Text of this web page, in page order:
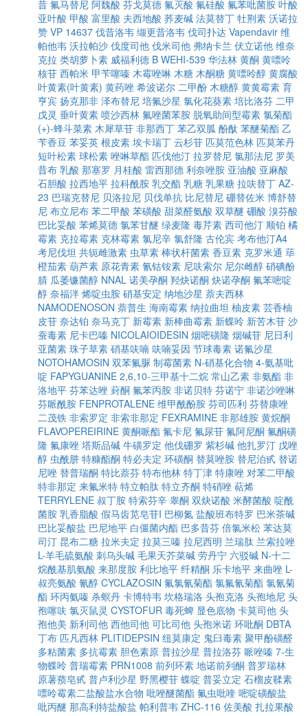
昔 氟马替尼 阿魏酸 芬戈莫德 氟灭酸 氟硅酸 氟苯吡菌胺 叶酸
亚叶酸 甲酸 富里酸 夫西地酸 荞麦碱 法莫替丁 牡荆素 沃诺拉
赞 VP 14637 伐昔洛韦 缬更昔洛韦 伐司扑达 Vapendavir 维
帕他韦 沃拉帕沙 伐度司他 伐米司他 弗纳卡兰 伏立诺他 维奈
克拉 类胡萝卜素 威福利德 B WEHI-539 华法林 黄酮 黄嘌呤
核苷 西帕米 甲苄噻嗪 木霉唑啉 木糖 木酮糖 黄嘌呤醇 黄腐酸
叶黄素(叶黄素) 黄药唑 希波诺尔 二甲酚 木糖醇 黄黄霉素 育
亨宾 扬克那非 泽布替尼 培氟沙星 氯化花葵素 培比洛芬 二甲
戊灵 垂叶黄素 喷沙西林 氟唑菌苯胺 脱氧助间型霉素 氯菊酯
(+)-蜂斗菜素 木犀草苷 非那西丁 苯乙双胍 酚酞 苯醚菊酯 乙
苄香豆 苯妥英 根皮素 埃卡瑞丁 云杉苷 匹莫范色林 匹莫苯丹
短叶松素 球松素 唑啉草酯 匹伐他汀 拉罗替尼 氯那法尼 罗美
昔布 乳酸 那塞罗 月桂酸 雷西那德 利奈唑胺 亚油酸 亚麻酸
石胆酸 拉西地平 拉科酰胺 乳交酯 乳糖 乳果糖 拉呋替丁 AZ-
23 巴瑞克替尼 贝洛拉尼 贝伐单抗 比尼替尼 硼替佐米 博舒替
尼 布立尼布 苯二甲酸 苯磺酸 甜菜醛氨酸 双草醚 硼酸 溴芬酸
巴比妥酸 苯烯莫德 氯苯甘醚 绿麦隆 毒芹素 西司他汀 顺铂 橘
霉素 克拉霉素 克林霉素 氯尼辛 氯舒隆 古伦宾 考布他汀A4
考尼伐坦 共轭雌激素 虫草素 棒状杆菌素 香豆素 克罗米通 荜
橙茄素 葫芦素 原花青素 氰钴铵素 尼呋索尔 尼尔雌醇 硝碘酚
腈 瓜萎镰菌醇 NNAL 诺美孕酮 羟炔诺酮 炔诺孕酮 氟苯嘧啶
醇 奈福泮 烯啶虫胺 硝基安定 纳地沙星 萘夫西林
NAMODENOSON 萘普生 海南霉素 纳拉曲坦 柚皮素 芸香柚
皮苷 奈达铂 奈马克丁 新霉素 新棒曲霉素 新蝶呤 新苦木苷 沙
蚕毒素 尼卡巴嗪 NICOLAIOIDESIN 烟嘧磺隆 烟碱苷 尼日利
亚菌素 珠子草素 硝基呋喃 呋喃妥因 节球毒素 诺氟沙星
NOTOHAMOSIN 双苯氟脲 制霉菌素 N-硝基化合物 4-氨基吡
啶 FAPYGUANINE 2,6,10-三甲基十二烷 常山乙素 非氨酯 非
洛地平 芬苯达唑 葑酮 氟苯丙胺 非诺贝特 芬诺宁 非诺沙唑啉
芬哌酰胺 FENPROTALENE 维甲酰酚胺 芬司匹利 芬替康唑
二茂铁 非索罗定 非索非那定 FEXRAMINE 非那雄胺 黄烷酮
FLAVOPEREIRINE 黄酮哌酯 氟卡尼 氟尿苷 氟阿尼酮 氟酮磺
隆 氟康唑 塔斯品碱 牛磺罗定 他伐硼罗 紫杉碱 他扎罗汀 戊唑
醇 虫酰肼 特糠酯酮 特必夫定 环磺酮 替莫唑胺 替尼泊甙 替诺
尼唑 替普瑞酮 特比萘芬 特布他林 特丁津 特康唑 对苯二甲酸
特非那定 来氟米特 特立帕肽 特立齐酮 特硝唑 萜烯
TERRYLENE 叔丁胺 特索芬辛 睾酮 双炔诺酸 米酵菌酸 啶酰
菌胺 乳香脂酸 假马齿苋皂苷I 巴柳氮 盐酸班布特罗 巴米茶碱
巴比妥酸盐 巴尼地平 白僵菌内酯 巴多昔芬 倍氯米松 苯达莫
司汀 昆布二糖 拉米夫定 拉莫三嗪 拉尼西明 兰瑞肽 兰索拉唑
L-羊毛硫氨酸 刺乌头碱 毛果天芥菜碱 劳丹宁 六驳碱 N-十二
烷酰基肌氨酸 来那度胺 利比地平 纤精酮 乐卡地平 来曲唑 L-
叔亮氨酸 氰醇 CYCLAZOSIN 氟氯氰菊酯 氯氟氰菊酯 氯氰菊
酯 环丙氨嗪 杀螟丹 卡博特韦 坎格瑞洛 头孢克洛 头孢地尼 头
孢噻呋 氯灭鼠灵 CYSTOFUR 毒死蜱 显色底物 卡莫司他 头
孢他美 新利司他 西他司他 可比司他 头孢米诺 环吡酮 DBTA
丁布 匹凡西林 PLITIDEPSIN 纽莫康定 鬼臼毒素 聚甲酚磺醛
多粘菌素 多抗霉素 胆色素原 普拉沙星 普拉洛芬 哌唑嗪 7-生
物蝶呤 普瑞霉素 PRN1008 前列环素 地诺前列酮 普罗瑞林
原薯蓣皂甙 普卢利沙星 野黑樱苷 蝶啶 普妥立定 石榴皮鞣素
嘌呤霉素二盐酸盐水合物 吡唑醚菌酯 氟虫吡喹 嘧啶磺酸盐
吡丙醚 那高利特盐酸盐 帕利普韦 ZHC-116 佐美酸 扎拉果酸